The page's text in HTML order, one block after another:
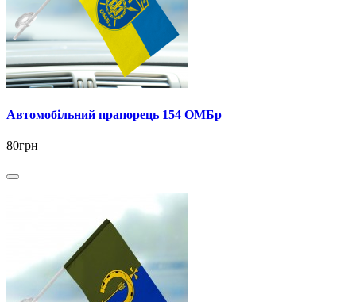
Автомобільний прапорець 154 ОМБр
80грн